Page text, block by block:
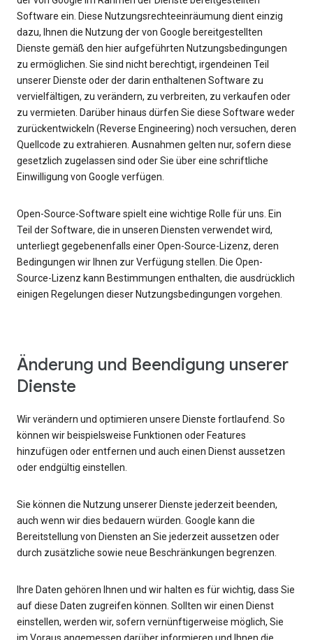
Software ein. Diese Nutzungsrechteeinräumung dient einzig
dazu, Ihnen die Nutzung der von Google bereitgestellten
Dienste gemäß den hier aufgeführten Nutzungsbedingungen
zu ermöglichen. Sie sind nicht berechtigt, irgendeinen Teil
unserer Dienste oder der darin enthaltenen Software zu
vervielfältigen, zu verändern, zu verbreiten, zu verkaufen oder
zu vermieten. Darüber hinaus dürfen Sie diese Software weder
zurückentwickeln (Reverse Engineering) noch versuchen, deren
Quellcode zu extrahieren. Ausnahmen gelten nur, sofern diese
gesetzlich zugelassen sind oder Sie über eine schriftliche
Einwilligung von Google verfügen.
Open-Source-Software spielt eine wichtige Rolle für uns. Ein
Teil der Software, die in unseren Diensten verwendet wird,
unterliegt gegebenenfalls einer Open-Source-Lizenz, deren
Bedingungen wir Ihnen zur Verfügung stellen. Die Open-
Source-Lizenz kann Bestimmungen enthalten, die ausdrücklich
einigen Regelungen dieser Nutzungsbedingungen vorgehen.
Änderung und Beendigung unserer
Dienste
Wir verändern und optimieren unsere Dienste fortlaufend. So
können wir beispielsweise Funktionen oder Features
hinzufügen oder entfernen und auch einen Dienst aussetzen
oder endgültig einstellen.
Sie können die Nutzung unserer Dienste jederzeit beenden,
auch wenn wir dies bedauern würden. Google kann die
Bereitstellung von Diensten an Sie jederzeit aussetzen oder
durch zusätzliche sowie neue Beschränkungen begrenzen.
Ihre Daten gehören Ihnen und wir halten es für wichtig, dass Sie
auf diese Daten zugreifen können. Sollten wir einen Dienst
einstellen, werden wir, sofern vernünftigerweise möglich, Sie